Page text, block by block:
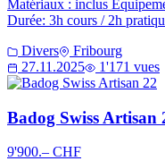
Matériaux : inclus
Durée: 3h cours / 2h
Divers
Fribourg
27.11.2025
1'171 vues
Badog Swiss Artisan
9'900.– CHF